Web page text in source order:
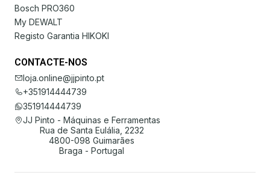
Bosch PRO360
My DEWALT
Registo Garantia HIKOKI
CONTACTE-NOS
loja.online@jjpinto.pt
+351914444739
351914444739
JJ Pinto - Máquinas e Ferramentas
Rua de Santa Eulália, 2232
4800-098 Guimarães
Braga - Portugal